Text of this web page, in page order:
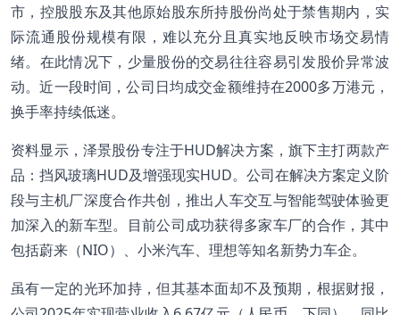
市，控股股东及其他原始股东所持股份尚处于禁售期内，实
际流通股份规模有限，难以充分且真实地反映市场交易情
绪。在此情况下，少量股份的交易往往容易引发股价异常波
动。近一段时间，公司日均成交金额维持在2000多万港元，
换手率持续低迷。
资料显示，泽景股份专注于HUD解决方案，旗下主打两款产
品：挡风玻璃HUD及增强现实HUD。公司在解决方案定义阶
段与主机厂深度合作共创，推出人车交互与智能驾驶体验更
加深入的新车型。目前公司成功获得多家车厂的合作，其中
包括蔚来（NIO）、小米汽车、理想等知名新势力车企。
虽有一定的光环加持，但其基本面却不及预期，根据财报，